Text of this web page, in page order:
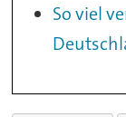
So viel